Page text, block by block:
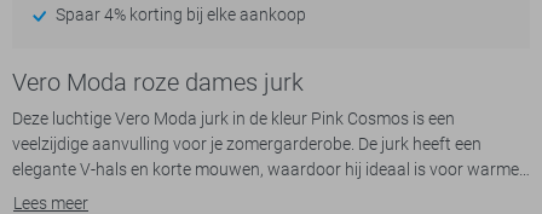
Spaar 4% korting bij elke aankoop
Vero Moda roze dames jurk
Deze luchtige Vero Moda jurk in de kleur Pink Cosmos is een
veelzijdige aanvulling voor je zomergarderobe. De jurk heeft een
elegante V-hals en korte mouwen, waardoor hij ideaal is voor warme
dagen. De regular fit pasvorm zorgt voor een comfortabele drapering
Lees meer